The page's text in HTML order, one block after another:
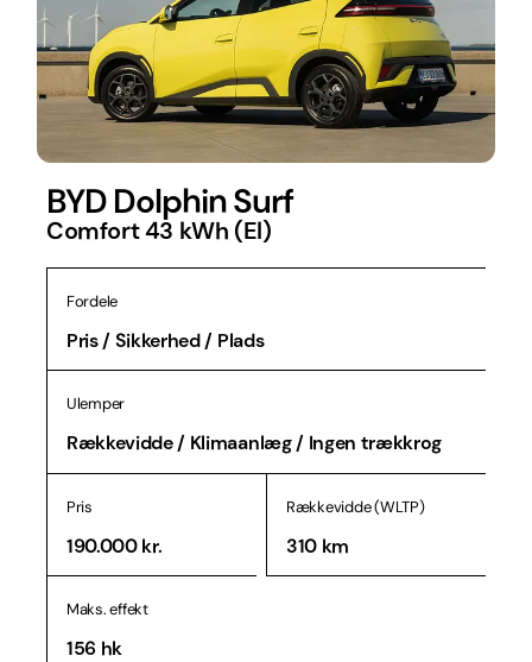
BYD Dolphin Surf
Comfort 43 kWh (El)
Fordele
Pris / Sikkerhed / Plads
Ulemper
Rækkevidde / Klimaanlæg / Ingen trækkrog
Pris
190.000 kr.
Rækkevidde (WLTP)
310 km
Maks. effekt
156 hk